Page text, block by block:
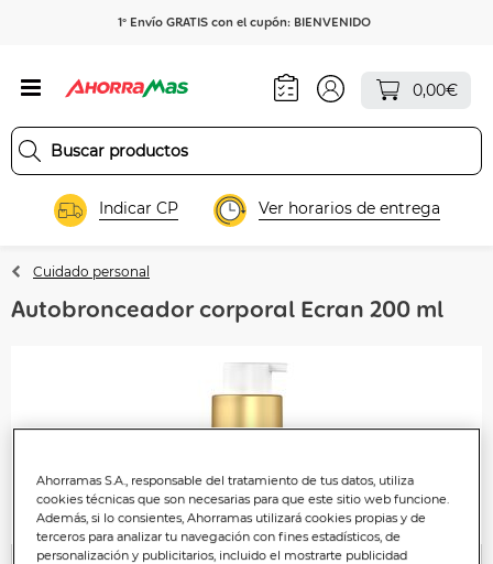
1º Envío GRATIS con el cupón: BIENVENIDO
0,00€
Indicar CP Ver horarios de entrega
Cuidado personal
Autobronceador corporal Ecran 200 ml
Ahorramas S.A., responsable del tratamiento de tus datos, utiliza
cookies técnicas que son necesarias para que este sitio web funcione.
Además, si lo consientes, Ahorramas utilizará cookies propias y de
terceros para analizar tu navegación con fines estadísticos, de
personalización y publicitarios, incluido el mostrarte publicidad